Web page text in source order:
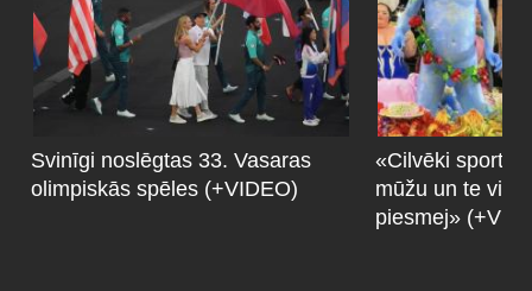
Svinīgi noslēgtas 33. Vasaras
olimpiskās spēles (+VIDEO)
«‎Cilvēki
mūžu un te
piesmej»